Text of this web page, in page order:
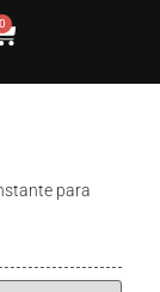
0
para